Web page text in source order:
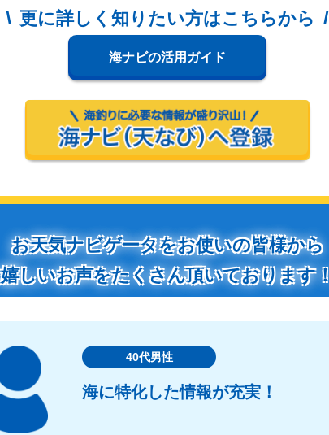
更に詳しく知りたい方はこちらから
海ナビの活用ガイド
お天気ナビゲータをお使いの皆様から
嬉しいお声をたくさん頂いております！
40代男性
海に特化した情報が充実！